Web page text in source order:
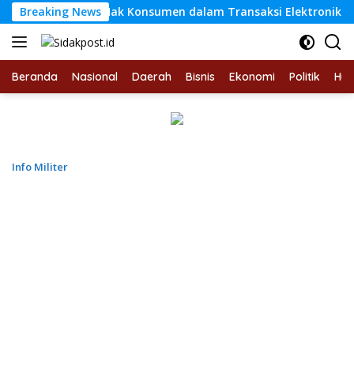
Langsung
ke
konten
Breaking News
Hak Konsumen dalam Transaksi Elektronik Berdasarkan
Beranda Nasional Daerah Bisnis Ekonomi Politik
Info Militer